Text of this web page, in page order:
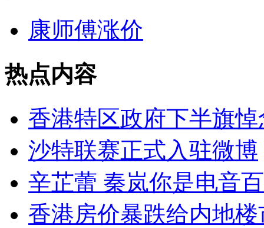
康师傅涨价
热点内容
香港特区政府下半旗
沙特联赛正式入驻微博
辛芷蕾 秦岚你是电音
香港房价暴跌给内地